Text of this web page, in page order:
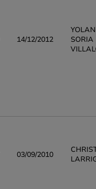
14/12/2012
SORIA
03/09/2010